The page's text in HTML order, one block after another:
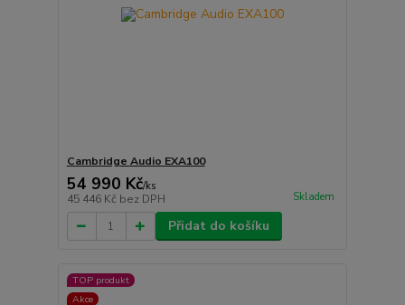
Cambridge Audio EXA100
54 990 Kč/ks
45 446 Kč bez DPH Skladem
Přidat do košíku
TOP produkt
Akce